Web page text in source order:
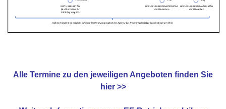
Alle Termine zu den jeweiligen Angeboten finden Sie
hier >>